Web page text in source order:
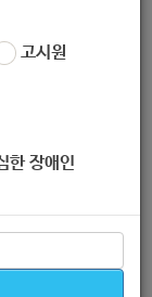
고시원
한 장애인
가 있는 비장애
관계를 개선하
매의 건강한 성장